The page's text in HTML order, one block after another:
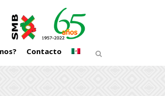
Contacto